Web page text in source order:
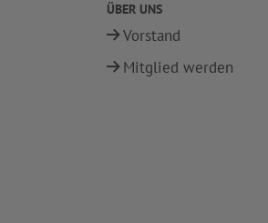
ÜBER UNS
Vorstand
Mitglied werden